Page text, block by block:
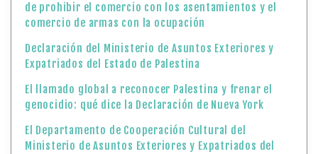
de prohibir el comercio con los asentamientos y el
comercio de armas con la ocupación
Declaración del Ministerio de Asuntos Exteriores y
Expatriados del Estado de Palestina
El llamado global a reconocer Palestina y frenar el
genocidio: qué dice la Declaración de Nueva York
El Departamento de Cooperación Cultural del
Ministerio de Asuntos Exteriores y Expatriados del